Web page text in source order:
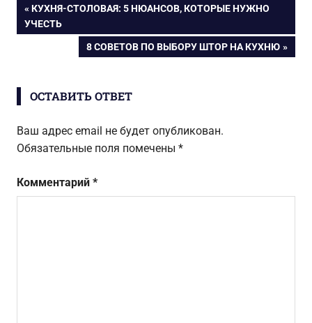
санузле
Навигация
ПРЕДЫДУЩАЯ
ЗАПИСЬ:
КУХНЯ-СТОЛОВАЯ: 5 НЮАНСОВ, КОТОРЫЕ НУЖНО
УЧЕСТЬ
СЛЕДУЮЩАЯ
8 СОВЕТОВ ПО ВЫБОРУ ШТОР НА КУХНЮ
ОСТАВИТЬ ОТВЕТ
Ваш адрес email не будет опубликован.
Обязательные поля помечены *
Комментарий *